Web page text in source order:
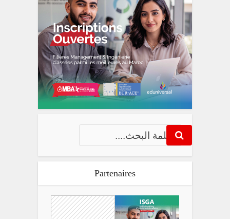
Partenaires